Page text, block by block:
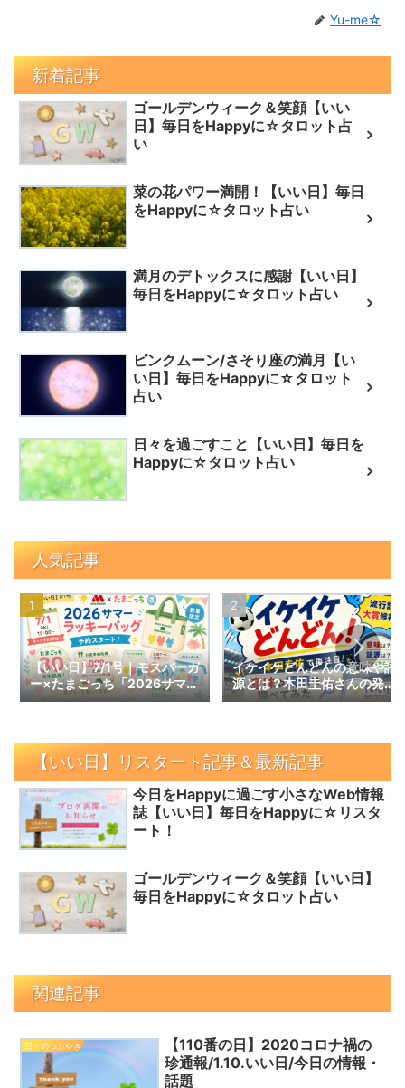
Yu-me☆
新着記事
ゴールデンウィーク＆笑顔【いい
日】毎日をHappyに☆タロット占
い
菜の花パワー満開！【いい日】毎日
をHappyに☆タロット占い
満月のデトックスに感謝【いい日】
毎日をHappyに☆タロット占い
ピンクムーン/さそり座の満月【い
い日】毎日をHappyに☆タロット
占い
日々を過ごすこと【いい日】毎日を
Happyに☆タロット占い
人気記事
【いい日】7/1号｜モスバーガ
ー×たまごっち「2026サマー
ラッキーバッグ」予約スター
イケイケどんどんの意味や語
源とは？本田圭佑さんの発言
で話題の言葉を調べてみた｜
【いい日】リスタート記事＆最新記事
今日をHappyに過ごす小さなWeb情報
誌【いい日】毎日をHappyに☆リスタ
ート！
ゴールデンウィーク＆笑顔【いい日】
毎日をHappyに☆タロット占い
関連記事
日々のつぶやき
【110番の日】2020コロナ禍の
珍通報/1.10.いい日/今日の情報・
話題